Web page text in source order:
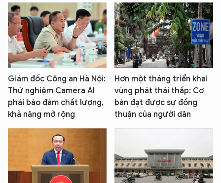
Giám đốc Công an Hà Nội:
Thử nghiệm Camera AI
phải bảo đảm chất lượng,
khả năng mở rộng
Hơn một tháng triển khai
vùng phát thải thấp: Cơ
bản đạt được sự đồng
thuận của người dân